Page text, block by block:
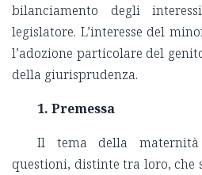
bilanciamento degli
legislatore. L’interesse del
l’adozione particolare del
della giurisprudenza.
1. Premessa
Il tema della
questioni, distinte tra loro, che